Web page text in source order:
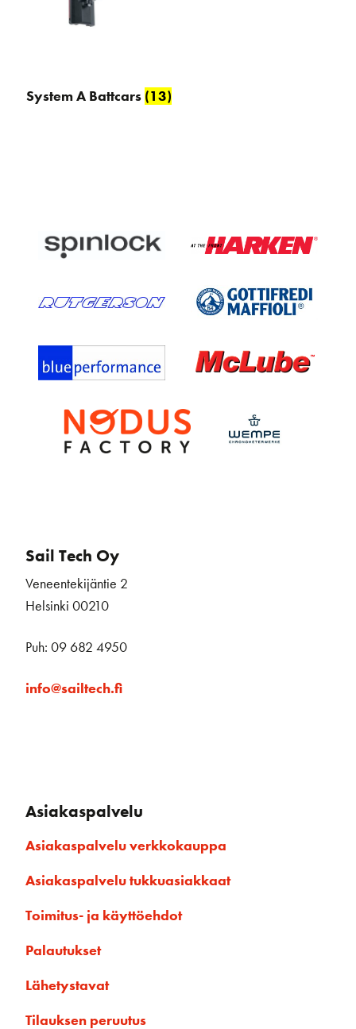
System A Battcars (13)
Sail Tech Oy
Veneentekijäntie 2
Helsinki 00210
Puh: 09 682 4950
info@sailtech.fi
Asiakaspalvelu
Asiakaspalvelu verkkokauppa
Asiakaspalvelu tukkuasiakkaat
Toimitus- ja käyttöehdot
Palautukset
Lähetystavat
Tilauksen peruutus